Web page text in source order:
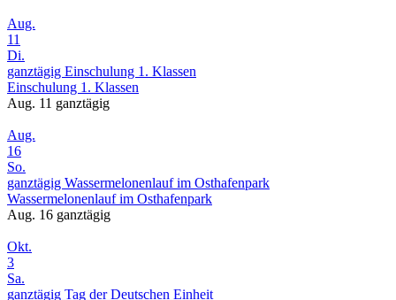
Aug.
11
Di.
ganztägig Einschulung 1. Klassen
Einschulung 1. Klassen
Aug. 11 ganztägig
Aug.
16
So.
ganztägig Wassermelonenlauf im Osthafenpark
Wassermelonenlauf im Osthafenpark
Aug. 16 ganztägig
Okt.
3
Sa.
ganztägig Tag der Deutschen Einheit